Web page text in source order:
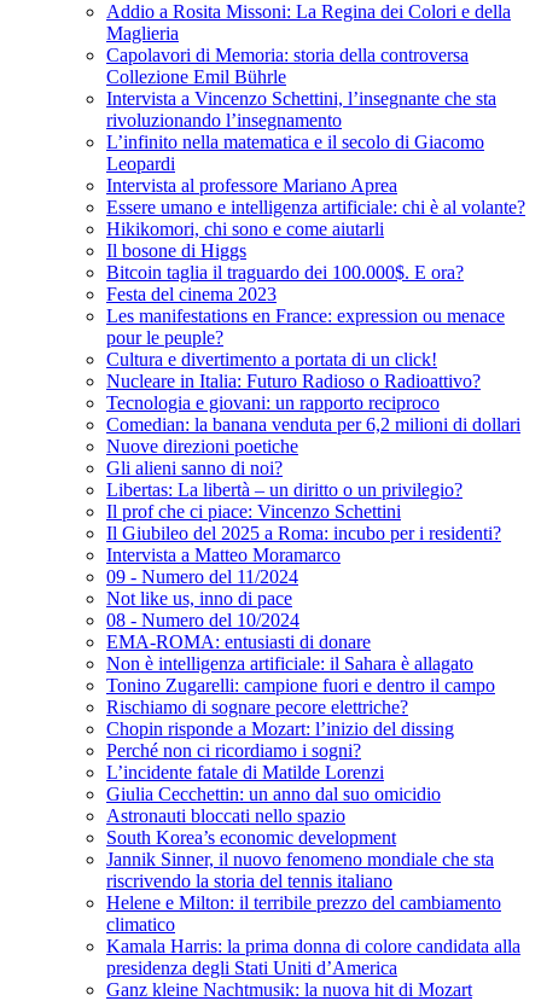
Addio a Rosita Missoni: La Regina dei Colori e della
Maglieria
Capolavori di Memoria: storia della controversa
Collezione Emil Bührle
Intervista a Vincenzo Schettini, l’insegnante che sta
rivoluzionando l’insegnamento
L’infinito nella matematica e il secolo di Giacomo
Leopardi
Intervista al professore Mariano Aprea
Essere umano e intelligenza artificiale: chi è al volante?
Hikikomori, chi sono e come aiutarli
Il bosone di Higgs
Bitcoin taglia il traguardo dei 100.000$. E ora?
Festa del cinema 2023
Les manifestations en France: expression ou menace
pour le peuple?
Cultura e divertimento a portata di un click!
Nucleare in Italia: Futuro Radioso o Radioattivo?
Tecnologia e giovani: un rapporto reciproco
Comedian: la banana venduta per 6,2 milioni di dollari
Nuove direzioni poetiche
Gli alieni sanno di noi?
Libertas: La libertà – un diritto o un privilegio?
Il prof che ci piace: Vincenzo Schettini
Il Giubileo del 2025 a Roma: incubo per i residenti?
Intervista a Matteo Moramarco
09 - Numero del 11/2024
Not like us, inno di pace
08 - Numero del 10/2024
EMA-ROMA: entusiasti di donare
Non è intelligenza artificiale: il Sahara è allagato
Tonino Zugarelli: campione fuori e dentro il campo
Rischiamo di sognare pecore elettriche?
Chopin risponde a Mozart: l’inizio del dissing
Perché non ci ricordiamo i sogni?
L’incidente fatale di Matilde Lorenzi
Giulia Cecchettin: un anno dal suo omicidio
Astronauti bloccati nello spazio
South Korea’s economic development
Jannik Sinner, il nuovo fenomeno mondiale che sta
riscrivendo la storia del tennis italiano
Helene e Milton: il terribile prezzo del cambiamento
climatico
Kamala Harris: la prima donna di colore candidata alla
presidenza degli Stati Uniti d’America
Ganz kleine Nachtmusik: la nuova hit di Mozart